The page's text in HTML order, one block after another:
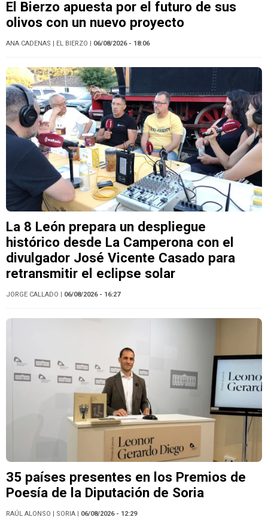
El Bierzo apuesta por el futuro de sus
olivos con un nuevo proyecto
ANA CADENAS | EL BIERZO | 06/08/2026 - 18:06
La 8 León prepara un despliegue
histórico desde La Camperona con el
divulgador José Vicente Casado para
retransmitir el eclipse solar
JORGE CALLADO | 06/08/2026 - 16:27
35 países presentes en los Premios de
Poesía de la Diputación de Soria
RAÚL ALONSO | SORIA | 06/08/2026 - 12:29